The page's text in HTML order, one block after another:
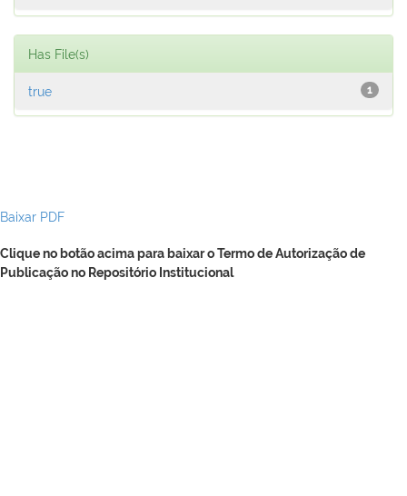
Has File(s)
1
true
Baixar PDF
Clique no botão acima para baixar o Termo de Autorização de
Publicação no Repositório Institucional